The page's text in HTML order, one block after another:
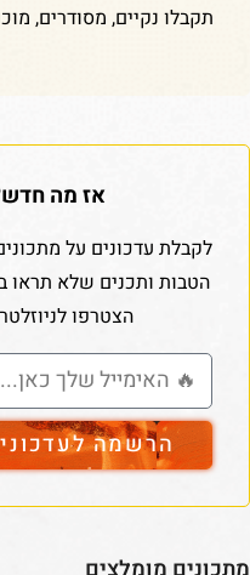
תקבלו נקיים, מסודרים,
אז מה
לקבלת עדכונים על
הטבות ותכנים שלא תראו
הצטרפו
הרשמה